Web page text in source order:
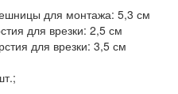
для монтажа: 5,3 см
для врезки: 2,5 см
для врезки: 3,5 см